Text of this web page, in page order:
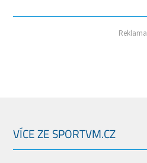
Reklama
VÍCE ZE SPORTVM.CZ